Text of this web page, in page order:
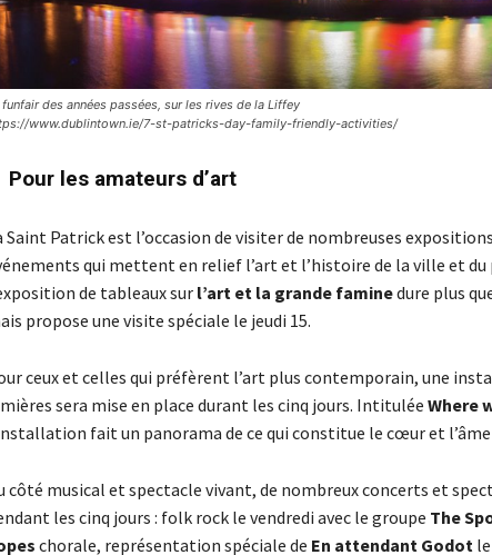
funfair des années passées, sur les rives de la Liffey
www.dublintown.ie/7-st-patricks-day-family-friendly-activities/
Pour les amateurs d’art
Saint Patrick est l’occasion de visiter de nombreuses
qui mettent en relief l’art et l’histoire de la ville et du
de tableaux sur l’art et la grande faminedure plus
propose une visite spéciale le jeudi 15.
ceux et celles qui préfèrent l’art plus contemporain, une
sera mise en place durant les cinq jours. Intitulée Where
fait un panorama de ce qui constitue le cœur et
côté musical et spectacle vivant, de nombreux concerts et
les cinq jours : folk rock le vendredi avec le groupe The
chorale, représentation spéciale de En attendant Godotle